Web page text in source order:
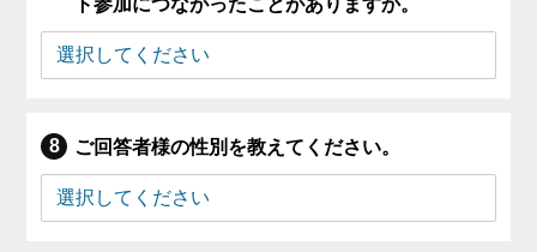
ご回答者様の性別を教えてください。